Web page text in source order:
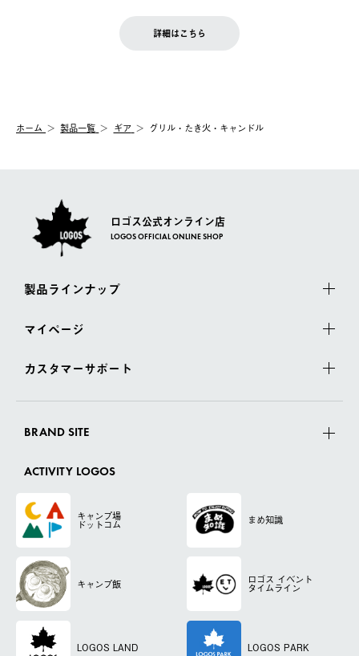
【配送業者】
佐川急便にて配送されます。
お客様都合の返品にかかる送料は、お客様ご負担とさせていただ
一度お手元の商品を返品いただき、ご希望商品を再注文してくだ
LOGOS FAMILY会員の方は、会員マイページ内 購入履歴画面に
詳細はこちら
ホーム 製品一覧 ギア グリル・たき火・キャンドル
ロゴス公式オンライン店
LOGOS OFFICIAL ONLINE SHOP
製品ラインナップ
マイページ
カスタマーサポート
BRAND SITE
ACTIVITY LOGOS
キャンプ場
ドットコム まめ知識
キャンプ飯 ロゴス イベント
タイムライン
LOGOS LAND LOGOS PARK